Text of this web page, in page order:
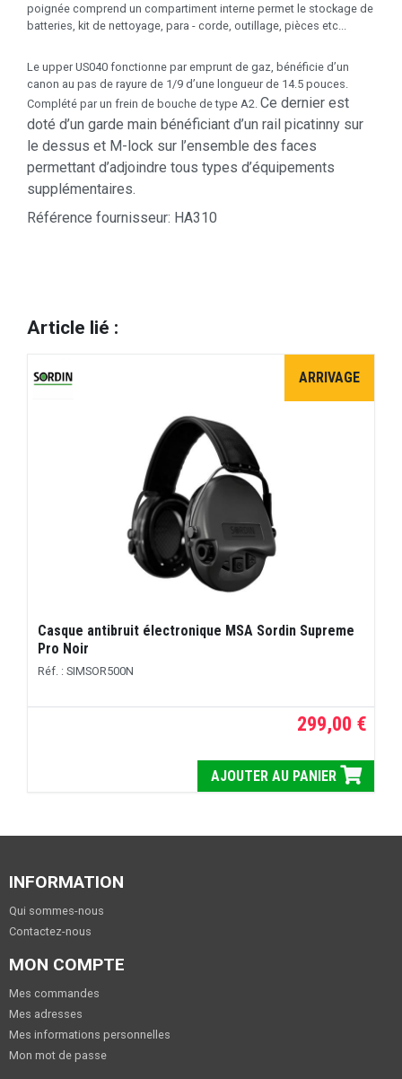
poignée comprend un compartiment interne permet le stockage de
batteries, kit de nettoyage, para - corde, outillage, pièces etc...
Le upper US040 fonctionne par emprunt de gaz, bénéficie d’un
canon au pas de rayure de 1/9 d’une longueur de 14.5 pouces.
Complété par un frein de bouche de type A2. Ce dernier est
doté d’un garde main bénéficiant d’un rail picatinny sur
le dessus et M-lock sur l’ensemble des faces
permettant d’adjoindre tous types d’équipements
supplémentaires.
Référence fournisseur: HA310
Article lié :
ARRIVAGE
Casque antibruit électronique MSA Sordin Supreme
Pro Noir
Réf. : SIMSOR500N
299,00 €
AJOUTER AU PANIER
INFORMATION
Qui sommes-nous
Contactez-nous
MON COMPTE
Mes commandes
Mes adresses
Mes informations personnelles
Mon mot de passe